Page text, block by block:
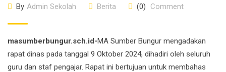
By Admin Sekolah Berita (0) Comment
masumberbungur.sch.id-MA Sumber Bungur mengadakan
rapat dinas pada tanggal 9 Oktober 2024, dihadiri oleh seluruh
guru dan staf pengajar. Rapat ini bertujuan untuk membahas